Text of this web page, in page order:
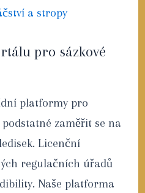
a stropy
pro sázkové
platformy pro
zaměřit se na
Licenční
regulačních úřadů
Naše platforma